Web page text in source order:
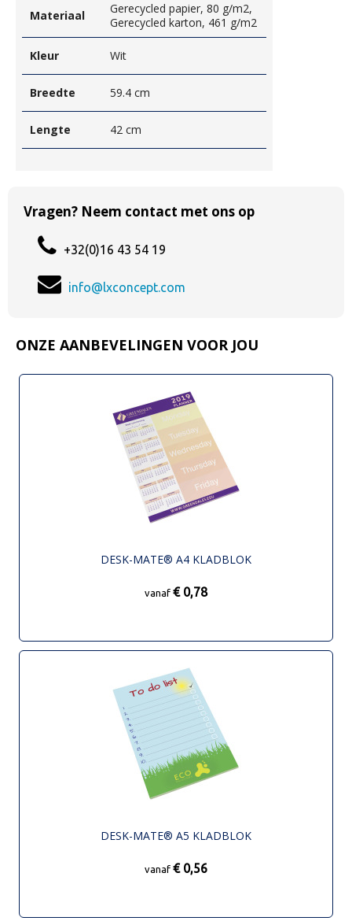
Materiaal
Gerecycled papier, 80 g/m2,
Gerecycled karton, 461 g/m2
Kleur Wit
Breedte 59.4 cm
Lengte 42 cm
Vragen? Neem contact met ons op
+32(0)16 43 54 19
info@lxconcept.com
ONZE AANBEVELINGEN VOOR JOU
DESK-MATE® A4 KLADBLOK
vanaf € 0,78
DESK-MATE® A5 KLADBLOK
vanaf € 0,56